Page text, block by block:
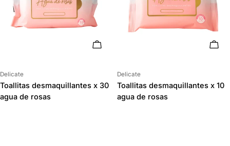
AÑADIR AL CARRITO
Proveedor:
Delicate
Toallitas desmaquillantes x 30
agua de rosas
Proveedor:
Delicate
Toallitas desmaquillantes x 10
agua de rosas